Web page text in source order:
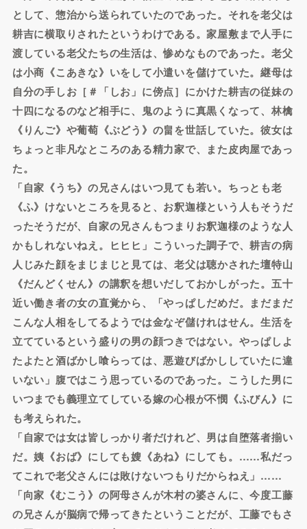
として、惣治から送られていたのであった。それを老父は
耕吉に横取りされたというわけである。家屋敷まで人手に
渡している老父たちの生活は、惨めなものであった。老父
は小商《こあきな》いをして小遣いを儲けていた。継母は
自分の手しお［＃「しお」に傍点］にかけた耕吉の従妹の
十四になるのなど相手に、鬼のように真黒くなって、林檎
《りんご》や葡萄《ぶどう》の畠を世話していた。彼女は
ちょっと非凡なところのある精力家で、また皮肉屋であっ
た。
「自家《うち》の兄さんはいつ見ても若い。ちっとも老
《ふ》けないところを見ると、お釈迦様という人もそうだ
ったそうだが、自家の兄さんもつまりお釈迦様のような人
かもしれないねえ。ヒヒヒ」こういった調子で、耕吉の病
人じみた顔をまじまじと見ては、老父は聴かされた壇特山
《だんどくせん》の講釈を想いだしておかしがった。五十
近い働き者の女の直覚から、「やっぱしだめだ。まだまだ
こんな人相をしてるようでは金なぞ儲けれはせん。生活を
立てているという盛りの男の顔つきではない。やっぱしよ
たよたと酒ばかし喰らっては、悪遊びばかししていたに違
いない」腹ではこう思っているのであった。こうした男に
いつまでも義理立てしている嫁の心根が不憫《ふびん》に
も考えられた。
「自家では女は皆しっかり者だけれど、男は自堕落者揃い
だ。姨《おば》にしても嫂《あね》にしても。……私だっ
てこれで老父さんには敗けないつもりだからねえ」……
「向家《むこう》の阿母さんが木村の婆さんに、今度工藤
の兄さんが脳病で帰ってきたということだが、工藤でもさ